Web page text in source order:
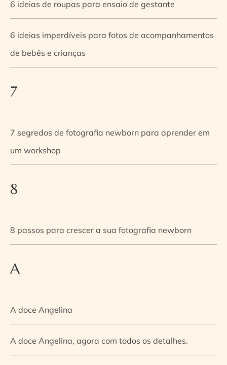
6 ideias de roupas para ensaio de gestante
6 ideias imperdíveis para fotos de acompanhamentos
de bebês e crianças
7
7 segredos de fotografia newborn para aprender em
um workshop
8
8 passos para crescer a sua fotografia newborn
A
A doce Angelina
A doce Angelina, agora com todos os detalhes.